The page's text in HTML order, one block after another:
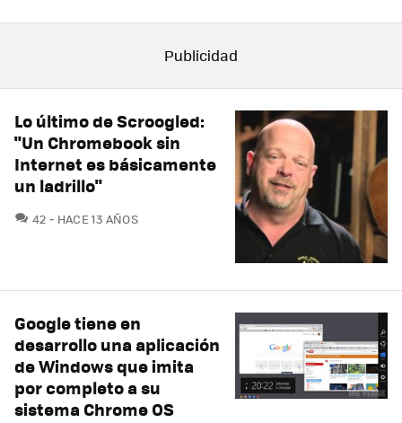
Lo último de Scroogled:
"Un Chromebook sin
Internet es básicamente
un ladrillo"
42 COMENTARIOS
HACE 13 AÑOS
Google tiene en
desarrollo una aplicación
de Windows que imita
por completo a su
sistema Chrome OS